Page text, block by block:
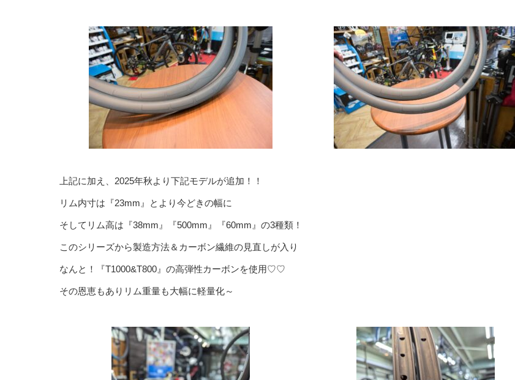
上記に加え、2025年秋より下記モデルが追加！！
リム内寸は『23mm』とより今どきの幅に
そしてリム高は『38mm』『500mm』『60mm』の3種類！
このシリーズから製造方法＆カーボン繊維の見直しが入り
なんと！『T1000&T800』の高弾性カーボンを使用♡♡
その恩恵もありリム重量も大幅に軽量化～